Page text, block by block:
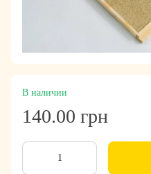
В наличии
140.00 грн